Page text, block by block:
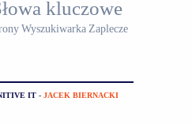
kluczowe
Wyszukiwarka Zaplecze
IT - JACEK BIERNACKI